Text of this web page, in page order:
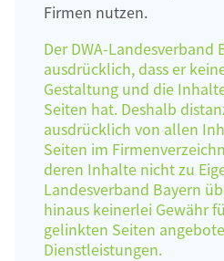
Firmen nutzen.
Der DWA-Landesverband
ausdrücklich, dass er
Gestaltung und die
Seiten hat. Deshalb
ausdrücklich von allen
Seiten im
deren Inhalte nicht zu
Landesverband Bayern
hinaus keinerlei Gewähr
gelinkten Seiten
Dienstleistungen.